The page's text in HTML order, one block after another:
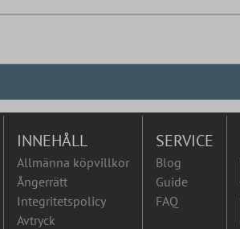
INNEHÅLL
Allmänna köpvillkor
Ångerrätt
Integritetspolicy
Avtryck
SERVICE
Blog
Guide
FAQ